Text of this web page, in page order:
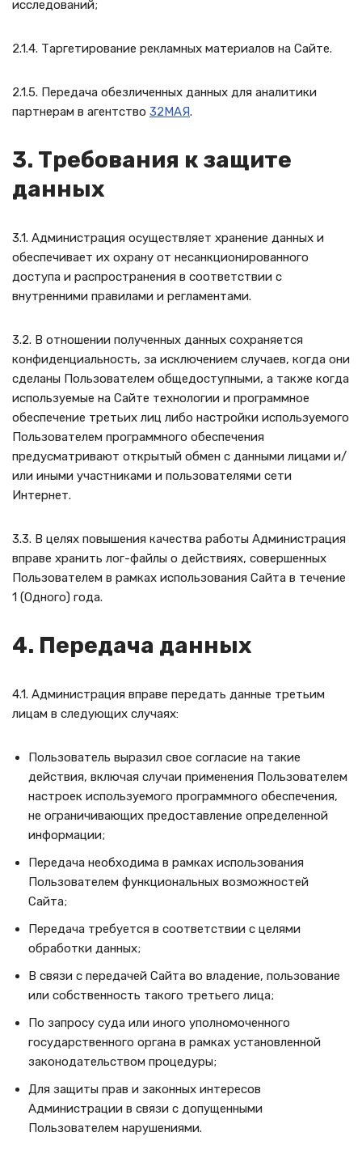
исследований;
2.1.4. Таргетирование рекламных материалов на Сайте.
2.1.5. Передача обезличенных данных для аналитики
партнерам в агентство 32МАЯ.
3. Требования к защите
данных
3.1. Администрация осуществляет хранение данных и
обеспечивает их охрану от несанкционированного
доступа и распространения в соответствии с
внутренними правилами и регламентами.
3.2. В отношении полученных данных сохраняется
конфиденциальность, за исключением случаев, когда они
сделаны Пользователем общедоступными, а также когда
используемые на Сайте технологии и программное
обеспечение третьих лиц либо настройки используемого
Пользователем программного обеспечения
предусматривают открытый обмен с данными лицами и/
или иными участниками и пользователями сети
Интернет.
3.3. В целях повышения качества работы Администрация
вправе хранить лог-файлы о действиях, совершенных
Пользователем в рамках использования Сайта в течение
1 (Одного) года.
4. Передача данных
4.1. Администрация вправе передать данные третьим
лицам в следующих случаях:
Пользователь выразил свое согласие на такие
действия, включая случаи применения Пользователем
настроек используемого программного обеспечения,
не ограничивающих предоставление определенной
информации;
Передача необходима в рамках использования
Пользователем функциональных возможностей
Сайта;
Передача требуется в соответствии с целями
обработки данных;
В связи с передачей Сайта во владение, пользование
или собственность такого третьего лица;
По запросу суда или иного уполномоченного
государственного органа в рамках установленной
законодательством процедуры;
Для защиты прав и законных интересов
Администрации в связи с допущенными
Пользователем нарушениями.